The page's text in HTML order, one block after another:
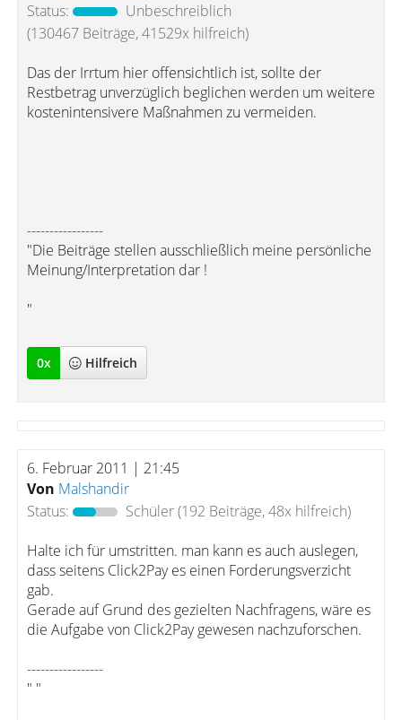
Status:
Unbeschreiblich
(130467 Beiträge, 41529x hilfreich)
Das der Irrtum hier offensichtlich ist, sollte der
Restbetrag unverzüglich beglichen werden um weitere
kostenintensivere Maßnahmen zu vermeiden.
-----------------
"Die Beiträge stellen ausschließlich meine persönliche
Meinung/Interpretation dar !
"
0x Hilfreich
6. Februar 2011 | 21:45
Von Malshandir
Status:
Schüler(192 Beiträge, 48x hilfreich)
Halte ich für umstritten. man kann es auch auslegen,
dass seitens Click2Pay es einen Forderungsverzicht
gab.
Gerade auf Grund des gezielten Nachfragens, wäre es
die Aufgabe von Click2Pay gewesen nachzuforschen.
-----------------
" "